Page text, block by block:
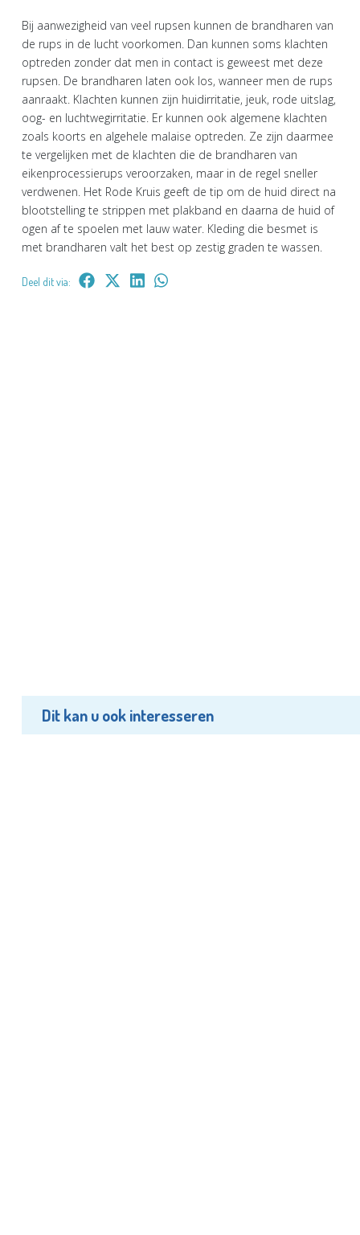
Bij aanwezigheid van veel rupsen kunnen de brandharen van
de rups in de lucht voorkomen. Dan kunnen soms klachten
optreden zonder dat men in contact is geweest met deze
rupsen. De brandharen laten ook los, wanneer men de rups
aanraakt. Klachten kunnen zijn huidirritatie, jeuk, rode uitslag,
oog- en luchtwegirritatie. Er kunnen ook algemene klachten
zoals koorts en algehele malaise optreden. Ze zijn daarmee
te vergelijken met de klachten die de brandharen van
eikenprocessierups veroorzaken, maar in de regel sneller
verdwenen. Het Rode Kruis geeft de tip om de huid direct na
blootstelling te strippen met plakband en daarna de huid of
ogen af te spoelen met lauw water. Kleding die besmet is
met brandharen valt het best op zestig graden te wassen.
Deel dit via:
Dit kan u ook interesseren